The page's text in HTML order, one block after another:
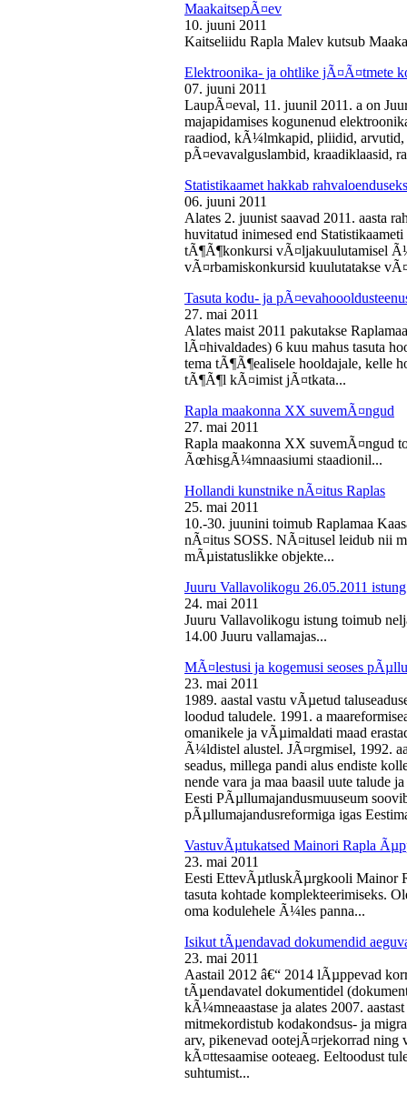
MaakaitsepÃ¤ev
10. juuni 2011
Kaitseliidu Rapla Malev kutsub
Elektroonika- ja ohtlike jÃ¤Ã¤tmete
07. juuni 2011
LaupÃ¤eval, 11. juunil 2011. a on
majapidamises kogunenud
raadiod, kÃ¼lmkapid, pliidid,
pÃ¤evavalguslambid, kraadiklaasid,
Statistikaamet hakkab
06. juuni 2011
Alates 2. juunist saavad 2011. aasta
huvitatud inimesed end
tÃ¶Ã¶konkursi vÃ¤ljakuulutamisel
vÃ¤rbamiskonkursid kuulutatakse
Tasuta kodu- ja
27. mai 2011
Alates maist 2011 pakutakse
lÃ¤hivaldades) 6 kuu mahus tasuta
tema tÃ¶Ã¶ealisele hooldajale, kelle
tÃ¶Ã¶l kÃ¤imist jÃ¤tkata...
Rapla maakonna XX suvemÃ¤ngud
27. mai 2011
Rapla maakonna XX suvemÃ¤ngud
ÃœhisgÃ¼mnaasiumi staadionil...
Hollandi kunstnike nÃ¤itus Raplas
25. mai 2011
10.-30. juunini toimub Raplamaa
nÃ¤itus SOSS. NÃ¤itusel leidub nii
mÃµistatuslikke objekte...
Juuru Vallavolikogu 26.05.2011 istung
24. mai 2011
Juuru Vallavolikogu istung toimub
14.00 Juuru vallamajas...
MÃ¤lestusi ja kogemusi seoses
23. mai 2011
1989. aastal vastu vÃµetud
loodud taludele. 1991. a
omanikele ja vÃµimaldati maad
Ã¼ldistel alustel. JÃ¤rgmisel, 1992.
seadus, millega pandi alus endiste
nende vara ja maa baasil uute talude
Eesti PÃµllumajandusmuuseum
pÃµllumajandusreformiga igas
VastuvÃµtukatsed Mainori Rapla
23. mai 2011
Eesti EttevÃµtluskÃµrgkooli Mainor
tasuta kohtade komplekteerimiseks.
oma kodulehele Ã¼les panna...
Isikut tÃµendavad dokumendid
23. mai 2011
Aastail 2012 â€“ 2014 lÃµppevad
tÃµendavatel dokumentidel
kÃ¼mneaastase ja alates 2007.
mitmekordistub kodakondsus- ja
arv, pikenevad ootejÃ¤rjekorrad ning
kÃ¤ttesaamise ooteaeg. Eeltoodust
suhtumist...